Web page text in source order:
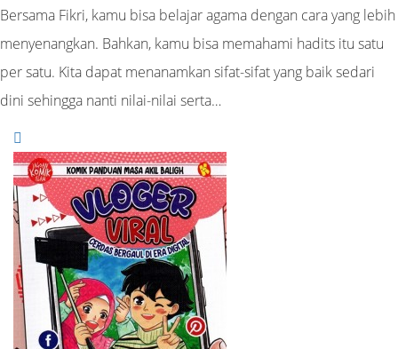
Bersama Fikri, kamu bisa belajar agama dengan cara yang lebih
menyenangkan. Bahkan, kamu bisa memahami hadits itu satu
per satu. Kita dapat menanamkan sifat-sifat yang baik sedari
dini sehingga nanti nilai-nilai serta…